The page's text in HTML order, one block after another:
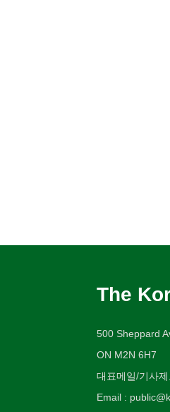
The
500 Sheppard
ON M2N 6H7
대표메일/기사제
Email :